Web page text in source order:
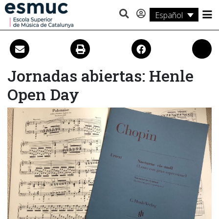
Español
Estudios
Investigación
Servicios
Actividades
Jornadas abiertas: Henle
Open Day